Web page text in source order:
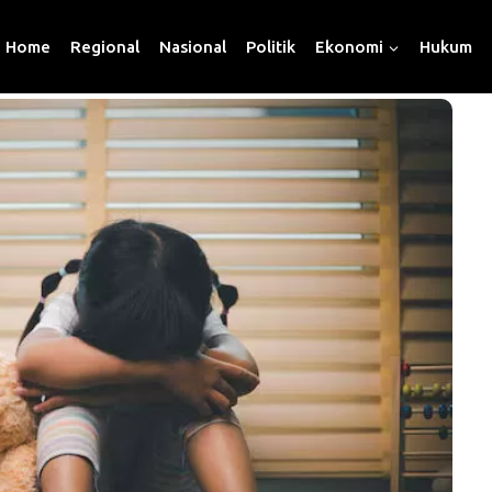
Home Regional Nasional Politik Ekonomi Hukum